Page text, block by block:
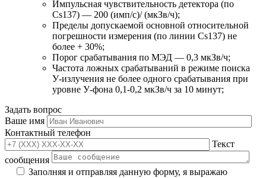
Импульсная чувствительность детектора (по
Cs137) — 200 (имп/с)/ (мкЗв/ч);
Пределы допускаемой основной относительной
погрешности измерения (по линии Cs137) не
более + 30%;
Порог срабатывания по МЭД — 0,3 мкЗв/ч;
Частота ложных срабатываний в режиме поиска
У-излучения не более одного срабатывания при
уровне У-фона 0,1-0,2 мкЗв/ч за 10 минут;
Задать вопрос
Ваше имя
Контактный телефон
Текст
сообщения
Заполняя и отправляя данную форму, я выражаю